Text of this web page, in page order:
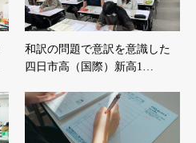
和訳の問題で意訳を意識した
四日市高（国際）新高1…